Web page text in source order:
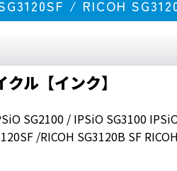
/ RICOH
ル【インク】
SG2100 / IPSiO SG3100
/RICOH SG3120B SF